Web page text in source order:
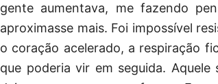
gente aumentava, me fazendo
aproximasse mais. Foi impossível
o coração acelerado, a respiração
que poderia vir em seguida.